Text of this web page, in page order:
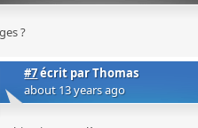
?
#7écrit parThomas
about 13 years ago